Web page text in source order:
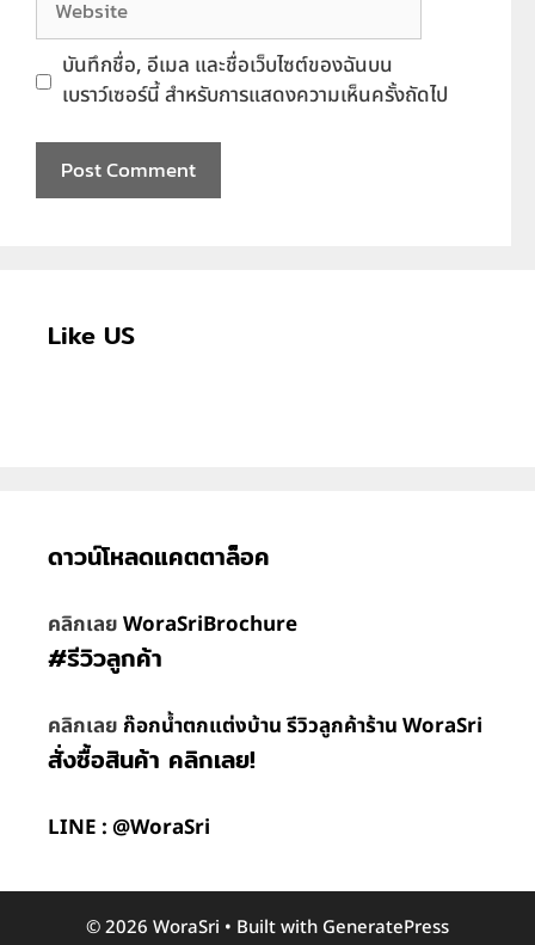
บันทึกชื่อ, อีเมล และชื่อเว็บไซต์ของฉันบน
เบราว์เซอร์นี้ สำหรับการแสดงความเห็นครั้งถัดไป
Like US
ดาวน์โหลดแคตตาล็อค
คลิกเลยWoraSriBrochure
#รีวิวลูกค้า
คลิกเลย ก๊อกน้ำตกแต่งบ้าน รีวิวลูกค้าร้าน WoraSri
สั่งซื้อสินค้า คลิกเลย!
LINE : @WoraSri
© 2026 WoraSri • Built with GeneratePress